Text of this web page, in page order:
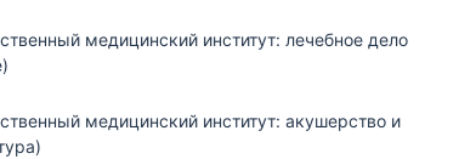
медицинский институт: лечебное дело
медицинский институт: акушерство и